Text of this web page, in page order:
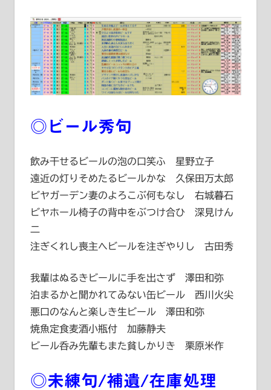
◎ビール秀句
飲み干せるビールの泡の口笑ふ 星野立子
遠近の灯りそめたるビールかな 久保田万太郎
ビヤガーデン妻のよろこぶ何もなし 右城暮石
ビヤホール椅子の背中をぶつけ合ひ 深見けん
二
注ぎくれし喪主へビールを注ぎやりし 古田秀
我輩はぬるきビールに手を出さず 澤田和弥
泊まるかと聞かれてゐない缶ビール 西川火尖
悪口のなんと楽しき生ビール 澤田和弥
焼魚定食麦酒小瓶付 加藤静夫
ビール呑み先輩もまた貧しかりき 栗原米作
◎未練句/補遺/在庫処理